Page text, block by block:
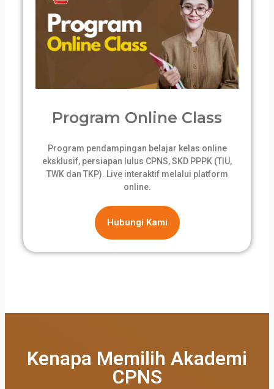
Program Online Class
Program pendampingan belajar kelas online
eksklusif, persiapan lulus CPNS, SKD PPPK (TIU,
TWK dan TKP). Live interaktif melalui platform
online.
Hubungi Kami
Kenapa Memilih Akademi
CPNS